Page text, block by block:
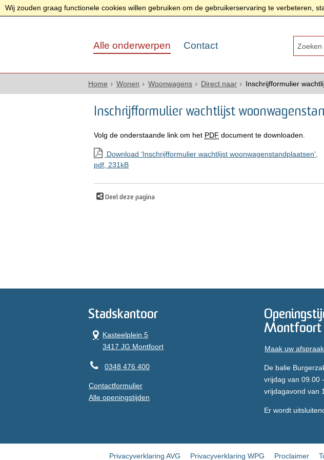
Wij zouden graag functionele cookies willen gebruiken om de gebruikerservaring te verbeteren,
Alle onderwerpen Contact
Home Wonen Woonwagens Direct naar Inschrijfformulier
Inschrijfformulier wachtlijst
Volg de onderstaande link om het PDF document te downloaden.
Download ‘Inschrijfformulier wachtlijst woonwagenstandplaatsen’,
pdf , 231kB
Deel deze pagina
Stadskantoor
Kasteelplein 5
3417 JG Montfoort
0348 476 400
Contactformulier
Alle openingstijden
Montfoort
Maak uw
De balie
vrijdag van 09.00
vrijdagavond van
Er wordt
Privacyverklaring AVG Privacyverklaring WPG Proclaimer